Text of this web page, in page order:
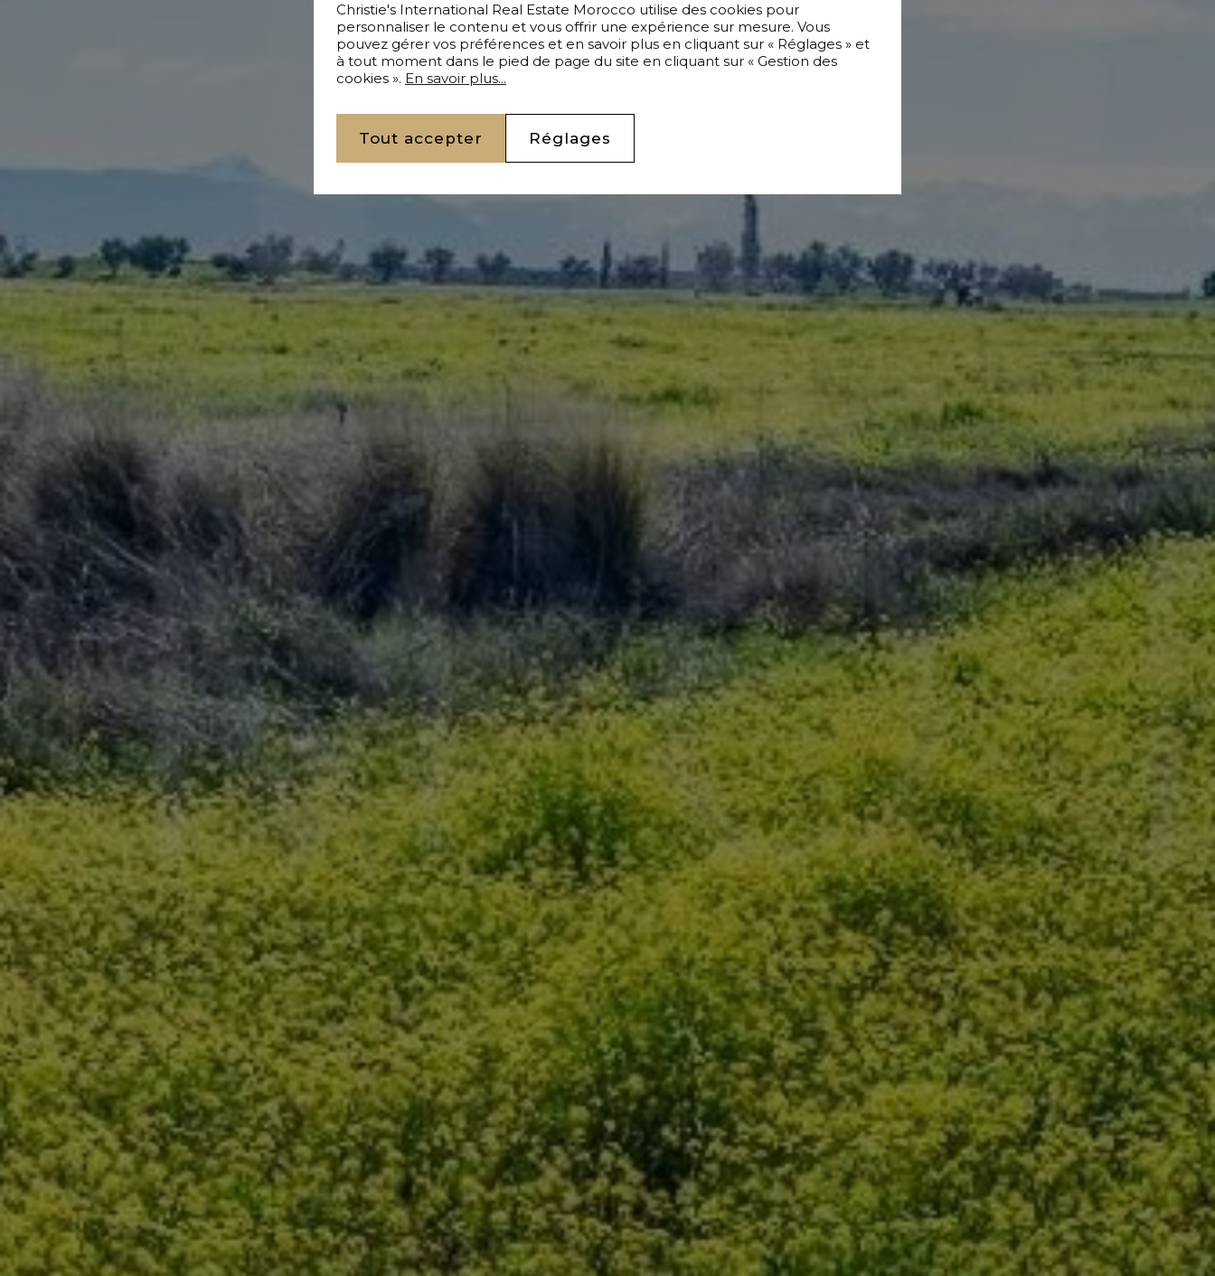
Acheter Terrain à bâtir 11.8 ha Marrakech
Christie's International Real Estate Morocco utilise des cookies pour
personnaliser le contenu et vous offrir une expérience sur mesure. Vous
pouvez gérer vos préférences et en savoir plus en cliquant sur « Réglages » et
à tout moment dans le pied de page du site en cliquant sur « Gestion des
cookies ». En savoir plus...
Tout accepter Réglages